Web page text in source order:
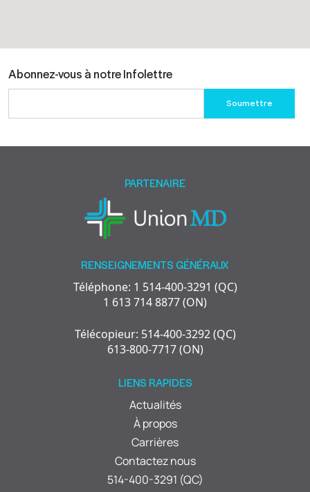
Abonnez-vous à notre Infolettre
leave
field
RENSEIGNEMENTS GÉNÉRAUX
Téléphone: 1 514-400-3291 (QC)
1 613 714 8877 (ON)
Télécopieur: 514-400-3292 (QC)
613-800-7717 (ON)
PARTENAIRE
LIENS RAPIDES
Actualités
À propos
Carrières
Contactez nous
514-400-3291 (QC)